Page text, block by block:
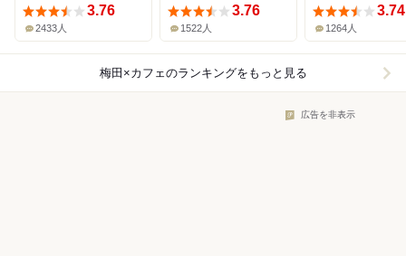
3.76
2433人
3.76
1522人
3.74
1264人
梅田×カフェのランキングをもっと見る
広告を非表示